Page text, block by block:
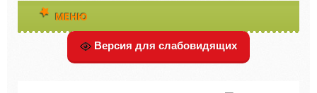
МЕНЮ
Версия для слабовидящих